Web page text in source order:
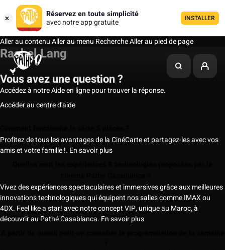
Réservez en toute simplicité
avec notre app gratuite
INSTALLER
Aller au contenuAller au menu RechercheAller au pied de page
Rachel Lang
Vous avez une question ?
Accédez à notre Aide en ligne pour trouver la réponse.
Accéder au centre d'aide
Profitez de tous les avantages de la CinéCarte et partagez-les avec vos
amis et votre famille !. En savoir plus
Vivez des expériences spectaculaires et immersives grâce aux meilleures
innovations technologiques qui équipent nos salles comme IMAX ou
4DX. Feel like a star! avec notre concept VIP, unique au Maroc, à
découvrir au Pathé Casablanca. En savoir plus